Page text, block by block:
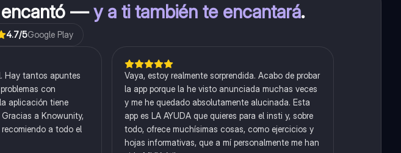
encantó —y a ti también te encantará.
4.7/5Google Play
Hay tantos apuntes
con
aplicación tiene
a Knowunity,
a todo el
Vaya, estoy realmente sorprendida. Acabo de probar
la app porque la he visto anunciada muchas veces
y me he quedado absolutamente alucinada. Esta
app es LA AYUDA que quieres para el insti y, sobre
todo, ofrece muchísimas cosas, como ejercicios y
hojas informativas, que a mí personalmente me han